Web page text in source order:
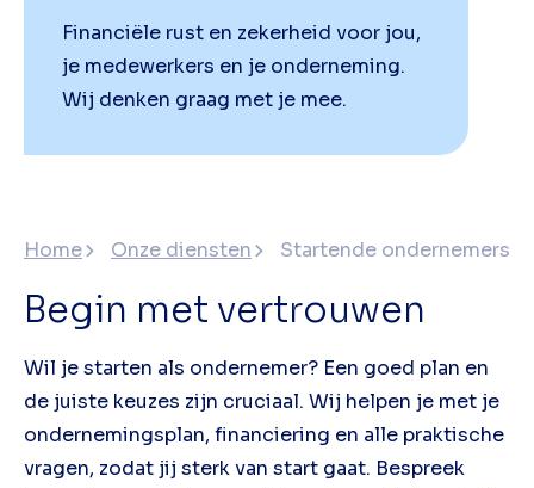
Financiële rust en zekerheid voor jou,
je medewerkers en je onderneming.
Wij denken graag met je mee.
Home Onze diensten Startende ondernemers
Begin met vertrouwen
Wil je starten als ondernemer? Een goed plan en
de juiste keuzes zijn cruciaal. Wij helpen je met je
ondernemingsplan, financiering en alle praktische
vragen, zodat jij sterk van start gaat. Bespreek